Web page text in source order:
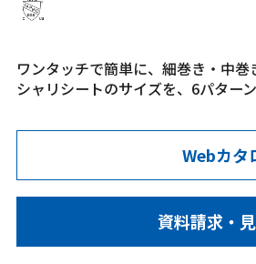
ワンタッチで簡単に、細巻き・中
シャリシートのサイズを、6パター
Webカタ
資料請求・